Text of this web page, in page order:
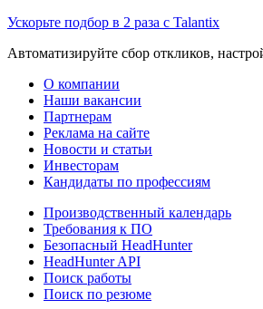
Ускорьте подбор в 2 раза с Talantix
Автоматизируйте сбор откликов,
О компании
Наши вакансии
Партнерам
Реклама на сайте
Новости и статьи
Инвесторам
Кандидаты по профессиям
Производственный календарь
Требования к ПО
Безопасный HeadHunter
HeadHunter API
Поиск работы
Поиск по резюме